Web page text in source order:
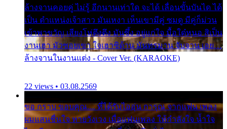
ล้างจานคอยคู่ ไม่รู้ อีกนานเท่าใด จะได้ เลื่อนขั้นบันได ได้
เป็น ตำแหน่งเจ้าสาว มันเหงา เห็นเขามีคู่ ซมดู มีคู่ก็ม่วน
เข้าพาขวัญ เสียงโห่ตึงตึง มันซึ้ง อยู่แก่ใจ มื้อใด๋หนอ สิเป็น
งานเฮา มัวซอยเขา ใจเฮาซิด้าน มันทรมาน จับจาน เอย…
ล้างจานในงานแต่ง - Cover Ver. (KARAOKE)
22 views • 03.08.2569
ขอ กราบ ขอบคุณ.... ที่ได้รับไออุ่น การุณ จากแฟน เพลง
ผมแสนชื่นใจ หายวังเวง เมื่อแฟนเพลง ให้กำลังใจ น้ำใจ